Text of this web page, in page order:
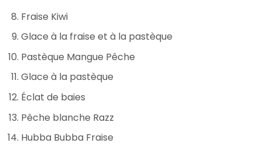
Fraise Kiwi
Glace à la fraise et à la pastèque
Pastèque Mangue Pêche
Glace à la pastèque
Éclat de baies
Pêche blanche Razz
Hubba Bubba Fraise